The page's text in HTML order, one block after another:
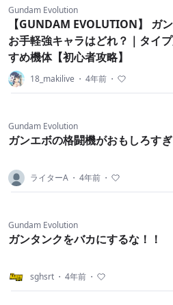
Gundam Evolution
【GUNDAM EVOLUTION】 ガ
お手軽強キャラはどれ？｜タイ
すめ機体【初心者攻略】
18_makilive ・ 4年前 ・
Gundam Evolution
ガンエボの格闘機がおもしろす
ライターA ・ 4年前 ・
Gundam Evolution
ガンタンクをバカにするな！！
sghsrt ・ 4年前 ・